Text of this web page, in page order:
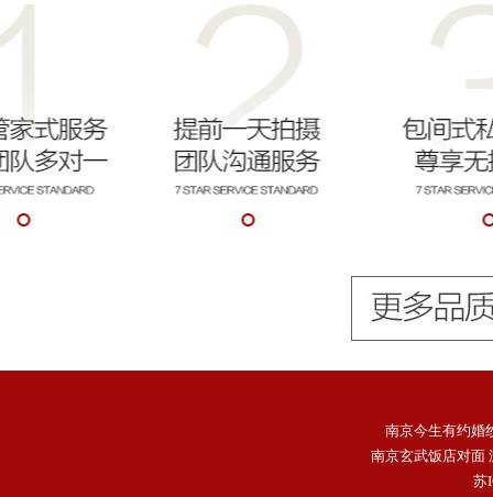
南京今生有约婚
南京玄武饭店对面
苏